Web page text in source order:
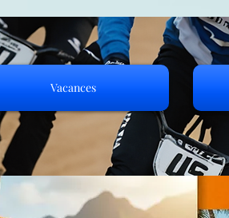
Vacances